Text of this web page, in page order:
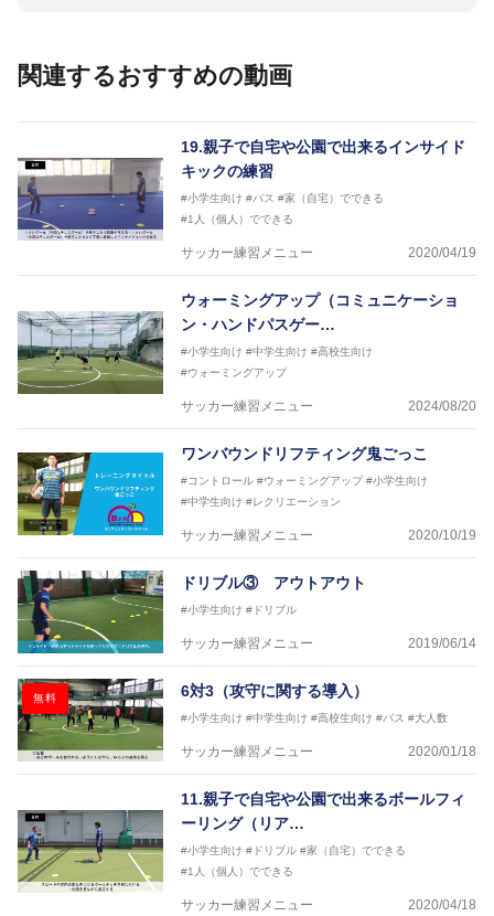
協会公認キッズリーダーチーフインストラクター
【指導歴】
FリーグU23選抜監督、ミャンマー女子フットサル代
表監督
日本サッカー協会フットサルインストラクター、AFC
（アジアサッカー連盟）フットサルインストラクター
【資格】
JFA公認A級コーチジェネラルライセンス・JFA公認フ
横山 哲久
【指導歴】
ASV ペスカドーラ町田 監督、FC VIGORE 監督
日本サッカー協会公認B級ライセンス・日本サッカー
※全コーチボンフィンサッカースクール所属
関連するおすすめの動画
19.親子で自宅や公園で出来るインサイド
キックの練習
#小学生向け #パス #家（自宅）でできる
#1人（個人）でできる
サッカー練習メニュー 2020/04/19
ウォーミングアップ（コミュニケーショ
ン・ハンドパスゲー…
#小学生向け #中学生向け #高校生向け
#ウォーミングアップ
サッカー練習メニュー 2024/08/20
ワンバウンドリフティング鬼ごっこ
#コントロール #ウォーミングアップ #小学生向け
#中学生向け #レクリエーション
サッカー練習メニュー 2020/10/19
ドリブル③ アウトアウト
#小学生向け #ドリブル
サッカー練習メニュー 2019/06/14
無料 6対3（攻守に関する導入）
#小学生向け #中学生向け #高校生向け #パス #大人数
サッカー練習メニュー 2020/01/18
11.親子で自宅や公園で出来るボールフィ
ーリング（リア…
#小学生向け #ドリブル #家（自宅）でできる
#1人（個人）でできる
サッカー練習メニュー 2020/04/18